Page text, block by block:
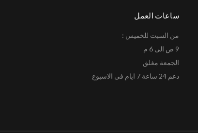
ساعات العمل
من السبت للخميس :
9 ص الى 6 م
الجمعة مغلق
دعم 24 ساعة 7 ايام فى الاسبوع